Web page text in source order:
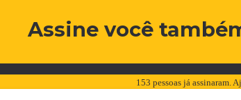
Assine você
153 pessoas já assinaram.